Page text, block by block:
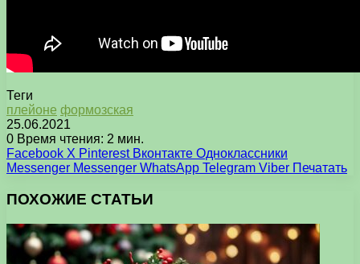
Теги
плейоне формозская
25.06.2021
0 Время чтения: 2 мин.
Facebook X Pinterest Вконтакте Одноклассники
Messenger Messenger WhatsApp Telegram Viber Печатать
ПОХОЖИЕ СТАТЬИ